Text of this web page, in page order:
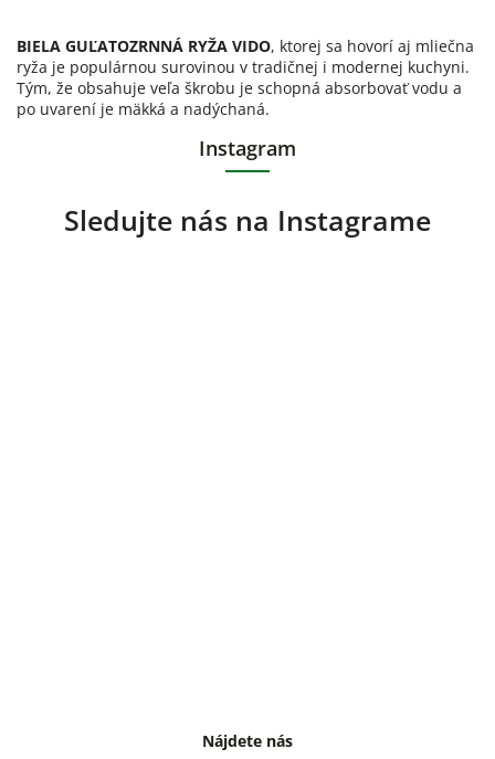
BIELA GUĽATOZRNNÁ RYŽA VIDO, ktorej sa hovorí aj mliečna
ryža je populárnou surovinou v tradičnej i modernej kuchyni.
Tým, že obsahuje veľa škrobu je schopná absorbovať vodu a
po uvarení je mäkká a nadýchaná.
Instagram
Sledujte nás na Instagrame
Nájdete nás